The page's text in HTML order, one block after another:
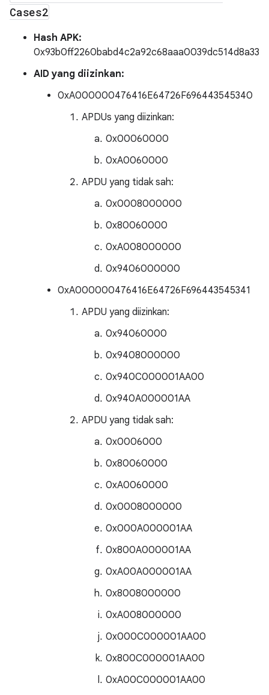
Cases2
Hash APK:
0x93b0ff2260babd4c2a92c68aaa0039dc514d8a33
AID yang diizinkan:
0xA000000476416E64726F696443545340
APDUs yang diizinkan:
0x00060000
0xA0060000
APDU yang tidak sah:
0x0008000000
0x80060000
0xA008000000
0x9406000000
0xA000000476416E64726F696443545341
APDU yang diizinkan:
0x94060000
0x9408000000
0x940C000001AA00
0x940A000001AA
APDU yang tidak sah:
0x0006000
0x80060000
0xA0060000
0x0008000000
0x000A000001AA
0x800A000001AA
0xA00A000001AA
0x8008000000
0xA008000000
0x000C000001AA00
0x800C000001AA00
0xA00C000001AA00